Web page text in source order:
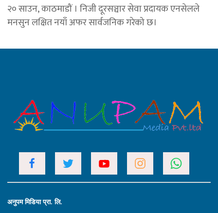
२० साउन, काठमाडौं । निजी दूरसञ्चार सेवा प्रदायक एनसेलले
मनसुन लक्षित नयाँ अफर सार्वजनिक गरेको छ।
अनुपम मिडिया प्रा. लि.